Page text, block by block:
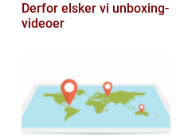
Derfor elsker vi unboxing-
videoer